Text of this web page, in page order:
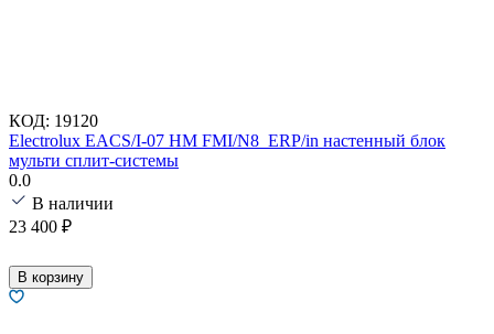
КОД: 19120
Electrolux EACS/I-07 HM FMI/N8_ERP/in настенный блок
мульти сплит-системы
0.0
В наличии
23 400 ₽
В корзину